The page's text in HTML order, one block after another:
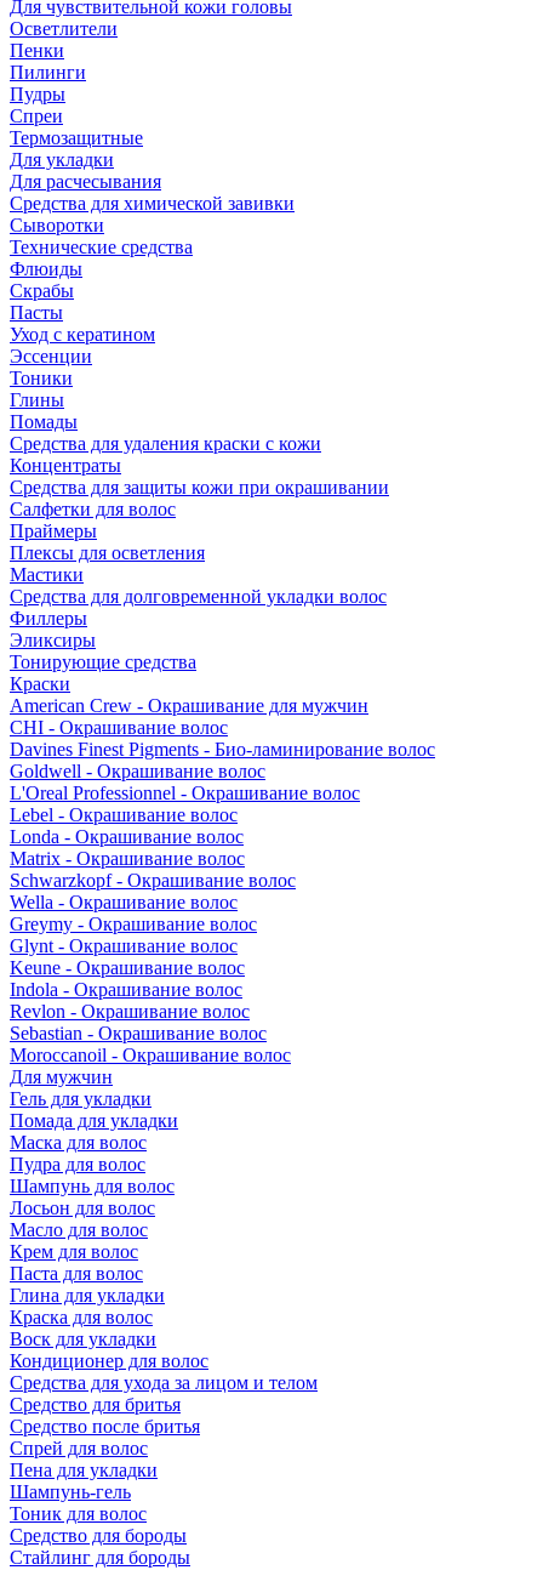
Для чувствительной кожи головы
Осветлители
Пенки
Пилинги
Пудры
Спреи
Термозащитные
Для укладки
Для расчесывания
Средства для химической завивки
Сыворотки
Технические средства
Флюиды
Скрабы
Пасты
Уход с кератином
Эссенции
Тоники
Глины
Помады
Средства для удаления краски с кожи
Концентраты
Средства для защиты кожи при окрашивании
Салфетки для волос
Праймеры
Плексы для осветления
Мастики
Средства для долговременной укладки волос
Филлеры
Эликсиры
Тонирующие средства
Краски
American Crew - Окрашивание для мужчин
CHI - Окрашивание волос
Davines Finest Pigments - Био-ламинирование волос
Goldwell - Окрашивание волос
L'Oreal Professionnel - Окрашивание волос
Lebel - Окрашивание волос
Londa - Окрашивание волос
Matrix - Окрашивание волос
Schwarzkopf - Окрашивание волос
Wella - Окрашивание волос
Greymy - Окрашивание волос
Glynt - Окрашивание волос
Keune - Окрашивание волос
Indola - Окрашивание волос
Revlon - Окрашивание волос
Sebastian - Окрашивание волос
Moroccanoil - Окрашивание волос
Для мужчин
Гель для укладки
Помада для укладки
Маска для волос
Пудра для волос
Шампунь для волос
Лосьон для волос
Масло для волос
Крем для волос
Паста для волос
Глина для укладки
Краска для волос
Воск для укладки
Кондиционер для волос
Средства для ухода за лицом и телом
Средство для бритья
Средство после бритья
Спрей для волос
Пена для укладки
Шампунь-гель
Тоник для волос
Средство для бороды
Стайлинг для бороды